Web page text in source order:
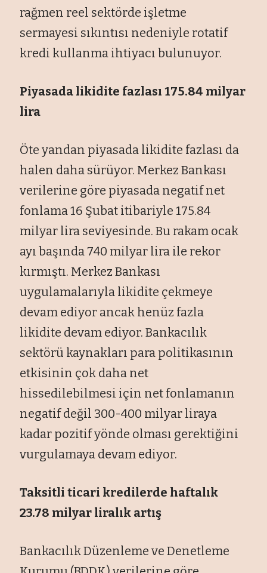
rağmen reel sektörde işletme
sermayesi sıkıntısı nedeniyle rotatif
kredi kullanma ihtiyacı bulunuyor.
Piyasada likidite fazlası 175.84 milyar
lira
Öte yandan piyasada likidite fazlası da
halen daha sürüyor. Merkez Bankası
verilerine göre piyasada negatif net
fonlama 16 Şubat itibariyle 175.84
milyar lira seviyesinde. Bu rakam ocak
ayı başında 740 milyar lira ile rekor
kırmıştı. Merkez Bankası
uygulamalarıyla likidite çekmeye
devam ediyor ancak henüz fazla
likidite devam ediyor. Bankacılık
sektörü kaynakları para politikasının
etkisinin çok daha net
hissedilebilmesi için net fonlamanın
negatif değil 300-400 milyar liraya
kadar pozitif yönde olması gerektiğini
vurgulamaya devam ediyor.
Taksitli ticari kredilerde haftalık
23.78 milyar liralık artış
Bankacılık Düzenleme ve Denetleme